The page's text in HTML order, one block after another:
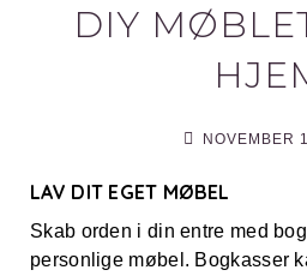
DIY
NOVEMBER
LAV DIT EGET MØBEL
Skab orden i din entre med
personlige møbel. Bogkasser